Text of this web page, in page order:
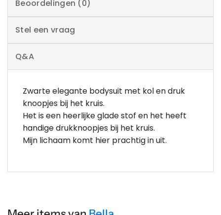
Beoordelingen (0)
Stel een vraag
Q&A
Zwarte elegante bodysuit met kol en druk
knoopjes bij het kruis.
Het is een heerlijke glade stof en het heeft
handige drukknoopjes bij het kruis.
Mijn lichaam komt hier prachtig in uit.